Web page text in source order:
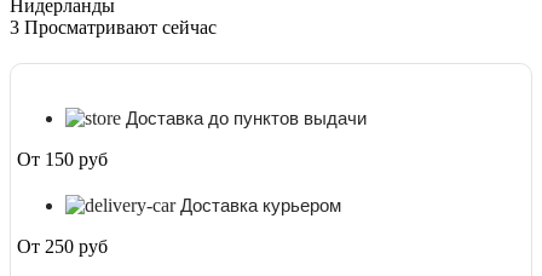
Нидерланды
3 Просматривают сейчас
Доставка до пунктов выдачи
От 150 руб
Доставка курьером
От 250 руб